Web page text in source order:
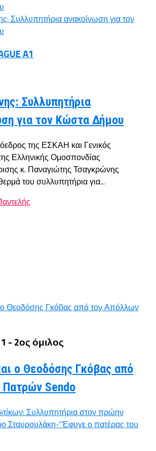
A1
Συλλυπητήρια
για τον Κώστα Δήμου
της ΕΣΚΑΗ και Γενικός
Ελληνικής Ομοσπονδίας
κ. Παναγιώτης Τσαγκρώνης
του συλλυπητήρια για...
- 2ος όμιλος
ο Θεοδόσης Γκόβας από
Sendo